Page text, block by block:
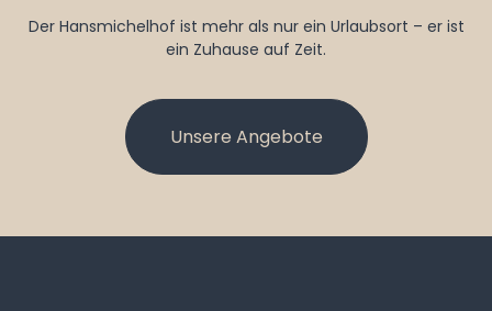
Der Hansmichelhof ist mehr als nur ein Urlaubsort – er ist
ein Zuhause auf Zeit.
Unsere Angebote